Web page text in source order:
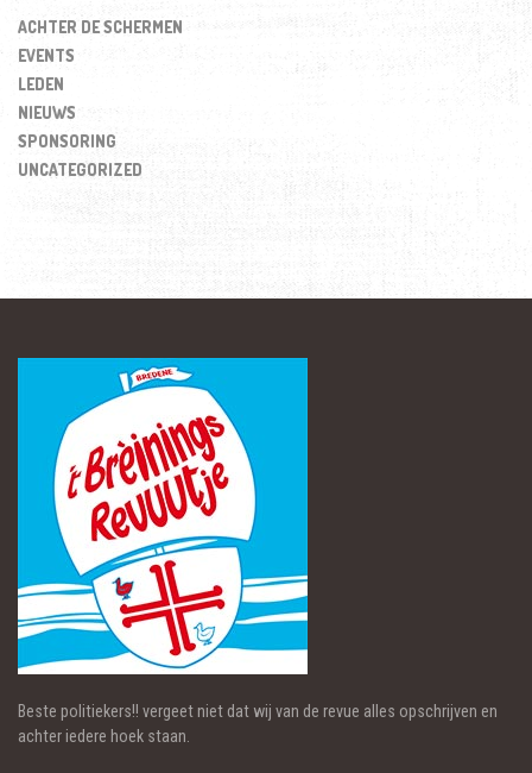
ACHTER DE SCHERMEN
EVENTS
LEDEN
NIEUWS
SPONSORING
UNCATEGORIZED
Beste politiekers!! vergeet niet dat wij van de revue alles opschrijven en
achter iedere hoek staan.